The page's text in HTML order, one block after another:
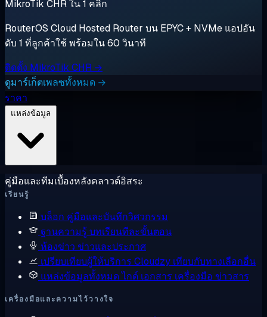
MikroTik CHR ใน 1 คลิก
RouterOS Cloud Hosted Router บน EPYC + NVMe แอปอัน
ดับ 1 ที่ลูกค้าใช้ พร้อมใน 60 วินาที
ติดตั้ง MikroTik CHR →
ดูมาร์เก็ตเพลซทั้งหมด →
ราคา
คู่มือและทีมเบื้องหลังคลาวด์อิสระ
เรียนรู้
บล็อก คู่มือและบันทึกวิศวกรรม
ฐานความรู้ บทเรียนทีละขั้นตอน
ห้องข่าว ข่าวและประกาศ
เปรียบเทียบผู้ให้บริการ Cloudzy เทียบกับทางเลือกอื่น
แหล่งข้อมูลทั้งหมดไกด์ เอกสาร เครื่องมือ ข่าวสาร
เครื่องมือและความไว้วางใจ